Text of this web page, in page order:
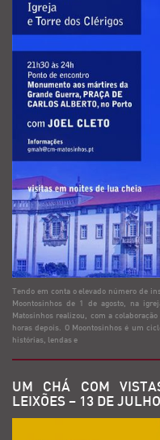
Tendo em conta o elevado número de
Moontosinhos de 1 de agosto, na
Matosinhos realizou, com a
horas depois. O Moontosinhos é um
histórias, lendas e
UM CHÁ COM
LEIXÕES – 13 DE JULHO